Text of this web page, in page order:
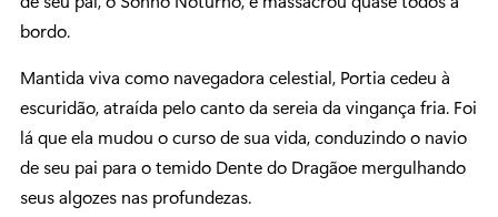
bordo.
Mantida viva como navegadora celestial, Portia cedeu à
escuridão, atraída pelo canto da sereia da vingança fria. Foi
lá que ela mudou o curso de sua vida, conduzindo o navio
de seu pai para o temido Dente do Dragãoe mergulhando
seus algozes nas profundezas.